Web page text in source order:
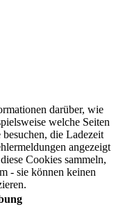
darüber, wie
welche Seiten
die Ladezeit
angezeigt
Cookies sammeln,
- sie können keinen